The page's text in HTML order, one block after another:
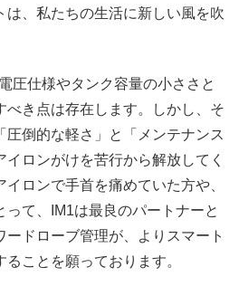
は、私たちの生活に新しい風を吹
圧仕様やタンク容量の小ささと
べき点は存在します。しかし、そ
圧倒的な軽さ」と「メンテナンス
ロンがけを苦行から解放してく
ロンで手首を痛めていた方や、
って、IM1は最良のパートナーと
ードローブ管理が、よりスマート
ことを願っております。